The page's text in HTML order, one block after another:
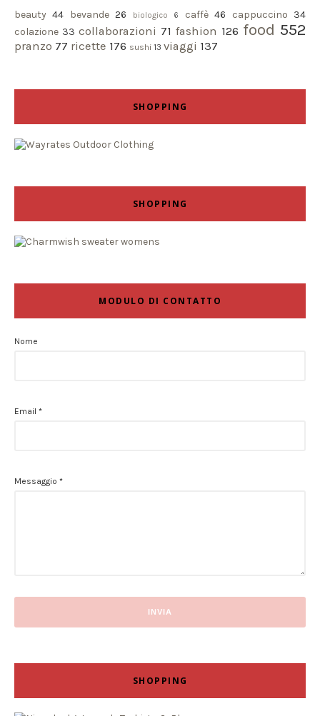
beauty 44 bevande 26 biologico 6 caffè 46 cappuccino 34
colazione 33 collaborazioni 71 fashion 126 food 552
pranzo 77 ricette 176 sushi 13 viaggi 137
SHOPPING
SHOPPING
MODULO DI CONTATTO
Nome
Email *
Messaggio *
SHOPPING